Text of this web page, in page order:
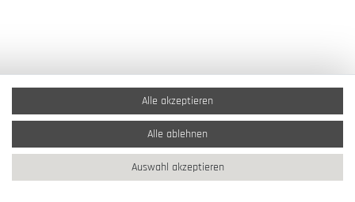
Alle akzeptieren
Alle ablehnen
Auswahl akzeptieren